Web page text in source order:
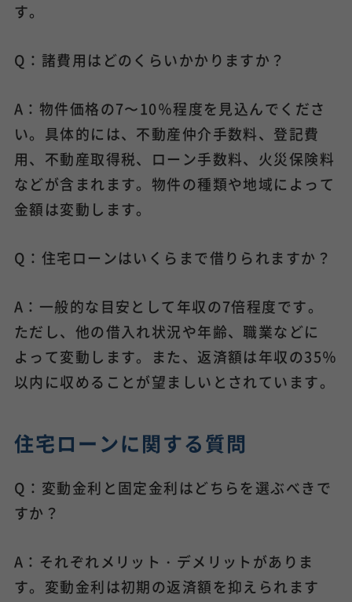
す。
Q：諸費用はどのくらいかかりますか？
A：物件価格の7〜10％程度を見込んでくださ
い。具体的には、不動産仲介手数料、登記費
用、不動産取得税、ローン手数料、火災保険料
などが含まれます。物件の種類や地域によって
金額は変動します。
Q：住宅ローンはいくらまで借りられますか？
A：一般的な目安として年収の7倍程度です。
ただし、他の借入れ状況や年齢、職業などに
よって変動します。また、返済額は年収の35％
以内に収めることが望ましいとされています。
住宅ローンに関する質問
Q：変動金利と固定金利はどちらを選ぶべきで
すか？
A：それぞれメリット・デメリットがありま
す。変動金利は初期の返済額を抑えられます